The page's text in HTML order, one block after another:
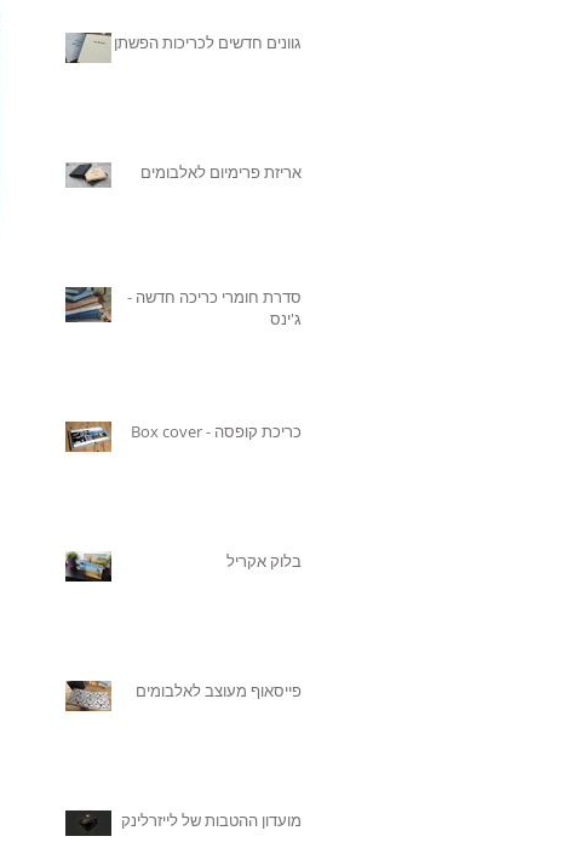
גוונים חדשים לכריכות הפשתן
אריזת פרימיום לאלבומים
סדרת חומרי כריכה חדשה -
ג'ינס
כריכת קופסה - Box cover
בלוק אקריל
פייסאוף מעוצב לאלבומים
מועדון ההטבות של לייזרלינק